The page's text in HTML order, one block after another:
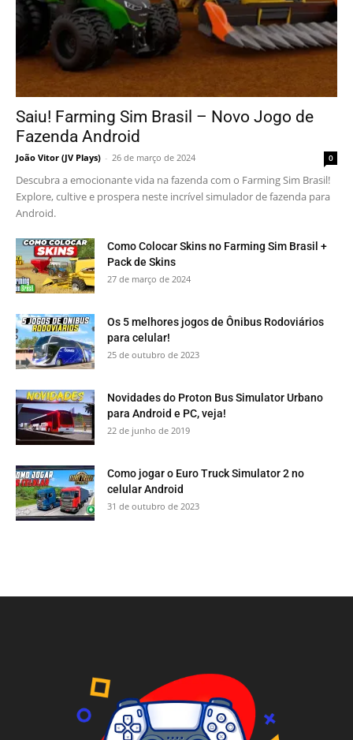
Saiu! Farming Sim Brasil – Novo Jogo de
Fazenda Android
João Vitor (JV Plays) - 26 de março de 2024 0
Descubra a emocionante vida na fazenda com o Farming Sim Brasil!
Explore, cultive e prospera neste incrível simulador de fazenda para
Android.
Como Colocar Skins no Farming Sim Brasil +
Pack de Skins
27 de março de 2024
Os 5 melhores jogos de Ônibus Rodoviários
para celular!
25 de outubro de 2023
Novidades do Proton Bus Simulator Urbano
para Android e PC, veja!
22 de junho de 2019
Como jogar o Euro Truck Simulator 2 no
celular Android
31 de outubro de 2023